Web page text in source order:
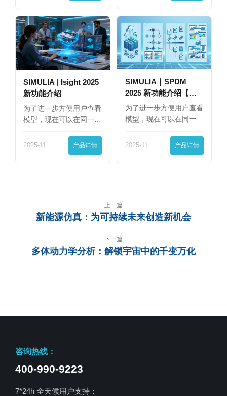
SIMULIA | Isight 2025
新功能介绍
为了进一步方便用户查看
模型，现在可以在同一
2025-11 产品详情
SIMULIA｜SPDM
2025 新功能介绍【下
篇】
为了进一步方便用户查看
模型，现在可以在同一
2025-11 产品详情
上一篇
新能源仿真：为可持续未来创造新机会
下一篇
多体动力学分析：解锁宇宙中的千变万化
咨询热线：
400-990-9223
7*24h 全天候用户支持：